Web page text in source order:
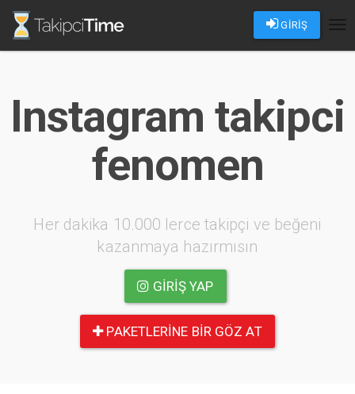
GİRİŞ
Instagram takipci
fenomen
Her dakika 10.000 lerce takipçi ve beğeni
kazanmaya hazırmısın
GIRIŞ YAP
PAKETLERINE BIR GÖZ AT